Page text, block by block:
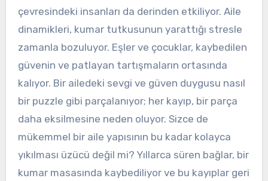
çevresindeki insanları da derinden etkiliyor. Aile
dinamikleri, kumar tutkusunun yarattığı stresle
zamanla bozuluyor. Eşler ve çocuklar, kaybedilen
güvenin ve patlayan tartışmaların ortasında
kalıyor. Bir ailedeki sevgi ve güven duygusu nasıl
bir puzzle gibi parçalanıyor; her kayıp, bir parça
daha eksilmesine neden oluyor. Sizce de
mükemmel bir aile yapısının bu kadar kolayca
yıkılması üzücü değil mi? Yıllarca süren bağlar, bir
kumar masasında kaybediliyor ve bu kayıplar geri